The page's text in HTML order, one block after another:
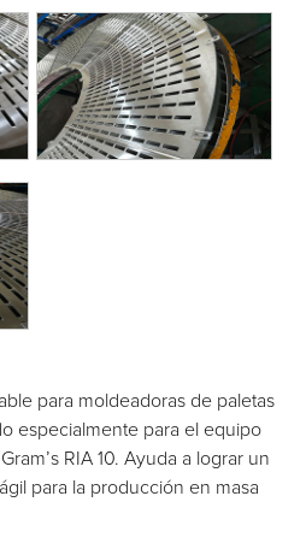
para moldeadoras de paletas
especialmente para el equipo
RIA 10. Ayuda a lograr un
para la producción en masa